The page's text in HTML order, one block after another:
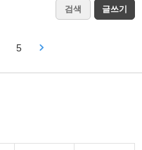
검색 글쓰기
5